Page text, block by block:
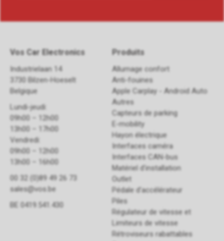
Vos Car Electronics
Industrielaan 14
3730 Bilzen-Hoeselt
Belgique
Lundi-jeudi:
09h00 – 12h00
13h00 – 17h00
Vendredi:
09h00 – 12h00
13h00 – 16h00
00 32 (0)89 49 26 73
sales@vos.be
BE 0419.541.430
Produits
Allumage confort
Anti-fouines
Apple Carplay - Android Auto
Autres
Capteurs de parking
E-mobility
Hayon électrique
Interfaces caméra
Interfaces CAN-bus
Matériel d'installation
Outlet
Pédale d'accélérateur
Piles
Régulateur de vitesse et
Limiteurs de vitesse
Rétroviseurs rabattables